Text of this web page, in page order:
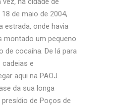
de maio de 2004,
estrada, onde havia
montado um pequeno
de cocaína. De lá para
e
aqui na PAOJ.
da sua longa
de Poços de